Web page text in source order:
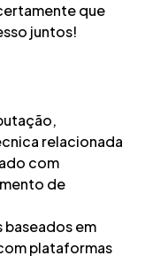
que
juntos!
relacionada
com
de
baseados em
plataformas